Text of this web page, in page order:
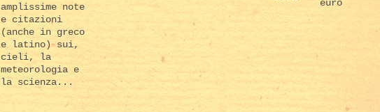
amplissime note
e citazioni
(anche in greco
e latino) sui,
cieli, la
meteorologia e
la scienza...
euro